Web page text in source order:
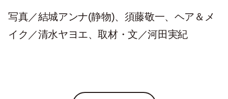
写真／結城アンナ(静物)、須藤敬一、ヘア＆メ
イク／清水ヤヨエ、取材・文／河田実紀